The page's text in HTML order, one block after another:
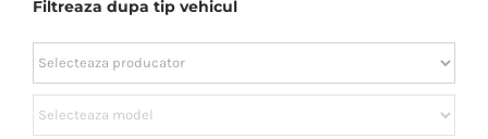
Filtreaza dupa tip vehicul